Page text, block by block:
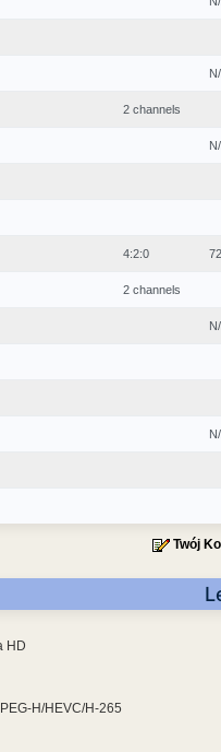
2 channels
4:2:0
2 channels
Twój
HD
H/HEVC/H-265